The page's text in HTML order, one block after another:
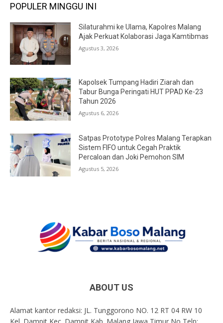
POPULER MINGGU INI
Silaturahmi ke Ulama, Kapolres Malang
Ajak Perkuat Kolaborasi Jaga Kamtibmas
Agustus 3, 2026
Kapolsek Tumpang Hadiri Ziarah dan
Tabur Bunga Peringati HUT PPAD Ke-23
Tahun 2026
Agustus 6, 2026
Satpas Prototype Polres Malang Terapkan
Sistem FIFO untuk Cegah Praktik
Percaloan dan Joki Pemohon SIM
Agustus 5, 2026
ABOUT US
Alamat kantor redaksi: JL. Tunggorono NO. 12 RT 04 RW 10